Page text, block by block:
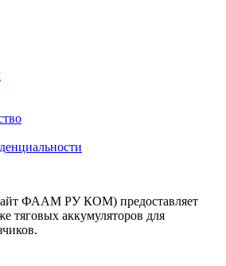
ФААМ РУ КОМ) предоставляет
тяговых аккумуляторов для